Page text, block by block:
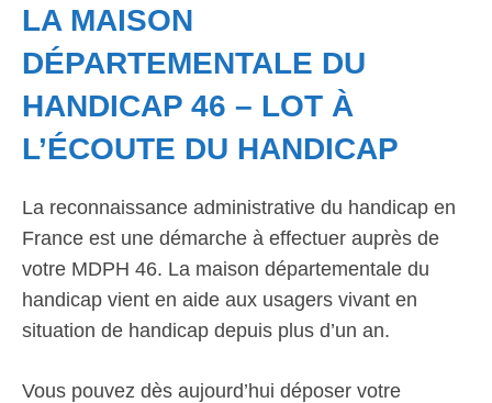
LA MAISON
DÉPARTEMENTALE DU
HANDICAP 46 – LOT À
L’ÉCOUTE DU HANDICAP
La reconnaissance administrative du handicap en
France est une démarche à effectuer auprès de
votre MDPH 46. La maison départementale du
handicap vient en aide aux usagers vivant en
situation de handicap depuis plus d’un an.
Vous pouvez dès aujourd’hui déposer votre